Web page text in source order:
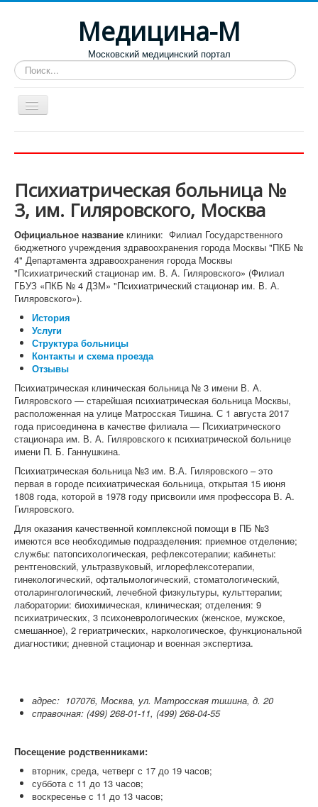
Медицина-М
Московский медицинский портал
Искать...
Роддома и женские консультации
Диспансеры
Лучшие специализированные клиники
Отзывы пациентов
Психиатрическая больница №
3, им. Гиляровского, Москва
Официальное название клиники: Филиал Государственного
бюджетного учреждения здравоохранения города Москвы "ПКБ №
4" Департамента здравоохранения города Москвы
"Психиатрический стационар им. В. А. Гиляровского» (Филиал
ГБУЗ «ПКБ № 4 ДЗМ» "Психиатрический стационар им. В. А.
Гиляровского»).
История
Услуги
Структура больницы
Контакты и схема проезда
Отзывы
Психиатрическая клиническая больница № 3 имени В. А.
Гиляровского — старейшая психиатрическая больница Москвы,
расположенная на улице Матросская Тишина. С 1 августа 2017
года присоединена в качестве филиала — Психиатрического
стационара им. В. А. Гиляровского к психиатрической больнице
имени П. Б. Ганнушкина.
Психиатрическая больница №3 им. В.А. Гиляровского – это
первая в городе психиатрическая больница, открытая 15 июня
1808 года, которой в 1978 году присвоили имя профессора В. А.
Гиляровского.
Для оказания качественной комплексной помощи в ПБ №3
имеются все необходимые подразделения: приемное отделение;
службы: патопсихологическая, рефлексотерапии; кабинеты:
рентгеновский, ультразвуковый, иглорефлексотерапии,
гинекологический, офтальмологический, стоматологический,
отоларингологический, лечебной физкультуры, культтерапии;
лаборатории: биохимическая, клиническая; отделения: 9
психиатрических, 3 психоневрологических (женское, мужское,
смешанное), 2 гериатрических, наркологическое, функциональной
диагностики; дневной стационар и военная экспертиза.
адрес: 107076, Москва, ул. Матросская тишина, д. 20
справочная: (499) 268-01-11, (499) 268-04-55
Посещение родственниками:
вторник, среда, четверг с 17 до 19 часов;
суббота с 11 до 13 часов;
воскресенье с 11 до 13 часов;